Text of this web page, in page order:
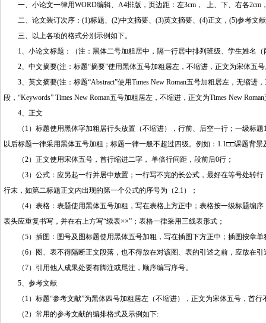
一、小论文一律用WORD编辑、A4排版，页边距：左3cm， 上、下、右各2cm
二、论文装订次序：(1)标题、(2)中文摘要、(3)英文摘要、(4)正文，(5)参考文
三、以上各项的格式分别示例如下。
1、小论文标题：（注：黑体二号加粗居中，隔一行居中排列班级、学生姓名（
2、中文摘要(注：标题“摘要”使用黑体五号加粗居左，不缩进，正文为宋体五
3、英文摘要(注：标题“Abstract”使用Times New Roman五号加粗居左，无缩进
段，“Keywords” Times New Roman五号加粗居左，不缩进，正文为Times New
4、正文
（1）标题使用黑体字加粗居行头放置（不缩进），行前、后空一行；一级标题
以后标题一律采用黑体五号加粗；标题一律一般不超过四级。例如：1.1□□课题背
（2）正文使用宋体五号，首行缩进二字， 单倍行间距，段前后0行；
（3）公式：应另起一行并居中放置；一行写不完的长公式，最好在等号处转行
行末，如第二标题正文内出现的第一个公式的序号为（2.1）；
（4）表格：表题使用黑体五号加粗，写在表格上方正中；表格按一级标题编序
表头应重复书写，并在右上方写“续表××”；表格一律采用三线表形式；
（5）插图：图号及图标题使用黑体五号加粗，写在插图下方正中；插图按章单
（6）图、表不得隔断正文段落，也不得放在对该图、表的引述之前，应放在引
（7）引用他人成果处要有脚注或尾注，顺序编写序号。
5、参考文献
（1）标题“参考文献”为黑体四号加粗居左（不缩进），正文为宋体五号，首行
（2）常用的参考文献的编排格式及示例如下: